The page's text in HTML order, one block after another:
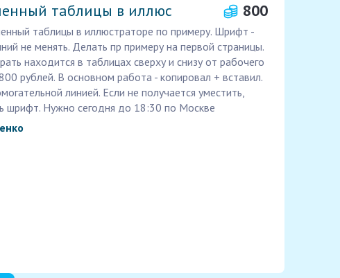
таблицы в иллюс 800
таблицы в иллюстраторе по примеру. Шрифт -
не менять. Делать пр примеру на первой страницы.
находится в таблицах сверху и снизу от рабочего
рублей. В основном работа - копировал + вставил.
линией. Если не получается уместить,
шрифт. Нужно сегодня до 18:30 по Москве